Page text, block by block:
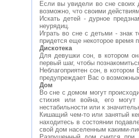
Если вы увидели во сне своих
возможно, что своими
Искать детей - дурное
неурядиц.
Играть во сне с детьми - знак
придется еще некоторое время
Дискотека
Для девушки сон, в котором
первый шаг, чтобы
Неблагоприятен сон, в котором
предупреждает Вас о
Дом
Во сне с домом могут
стихия или война, его
нестабильности или к
Кишащий чем-то или занятый
находитесь в состоянии
свой дом населенным